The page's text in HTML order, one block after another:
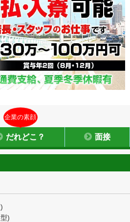
企業の素顔
だれどこ？ 面接
)